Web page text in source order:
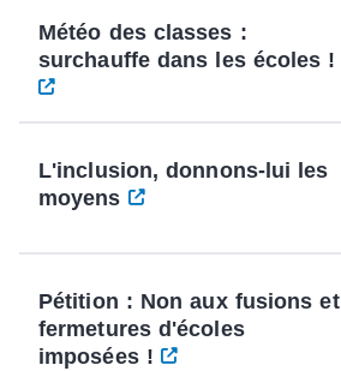
Météo des classes :
surchauffe dans les écoles !
L'inclusion, donnons-lui les
moyens
Pétition : Non aux fusions et
fermetures d'écoles
imposées !